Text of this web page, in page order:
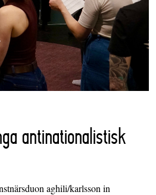
antinationalistisk
aghili/karlsson in